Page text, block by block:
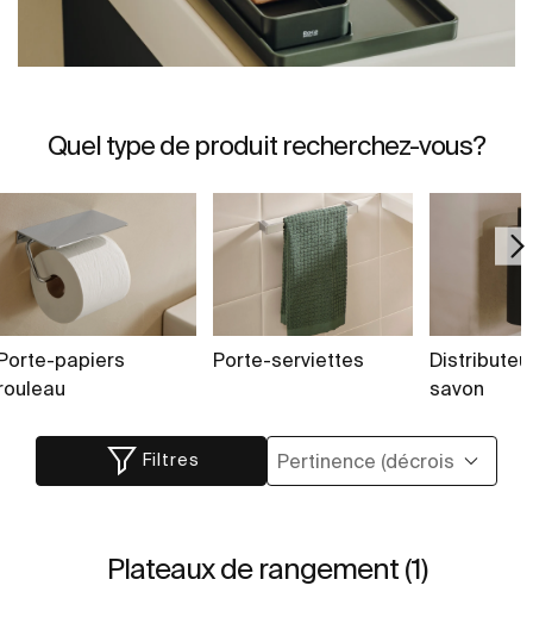
Quel type de produit recherchez-vous?
papiers
Porte-serviettes
savon
Filtres
Plateaux de rangement (1)